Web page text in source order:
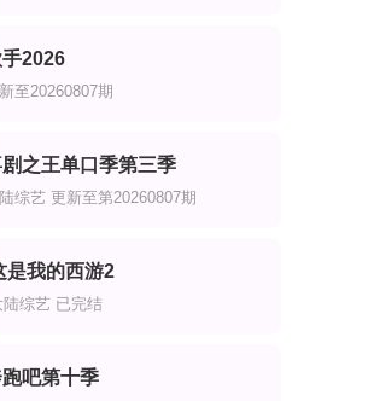
2026
至20260807期
之王单口季第三季
综艺 更新至第20260807期
是我的西游2
陆综艺 已完结
吧第十季